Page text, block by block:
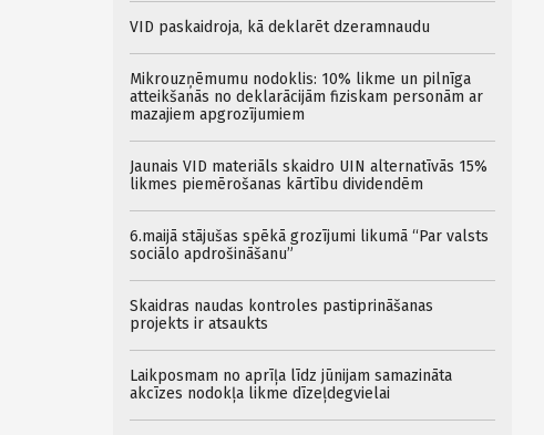
VID paskaidroja, kā deklarēt dzeramnaudu
Mikrouzņēmumu nodoklis: 10% likme un pilnīga
atteikšanās no deklarācijām fiziskam personām ar
mazajiem apgrozījumiem
Jaunais VID materiāls skaidro UIN alternatīvās 15%
likmes piemērošanas kārtību dividendēm
6.maijā stājušas spēkā grozījumi likumā “Par valsts
sociālo apdrošināšanu”
Skaidras naudas kontroles pastiprināšanas
projekts ir atsaukts
Laikposmam no aprīļa līdz jūnijam samazināta
akcīzes nodokļa likme dīzeļdegvielai